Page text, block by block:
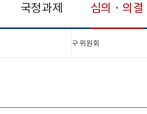
국정과제 심의 · 의결
구 위원회